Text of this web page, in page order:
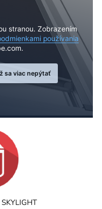
stranou. Zobrazením
používania
sa viac nepýtať